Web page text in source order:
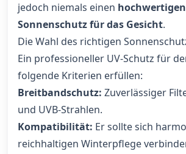
jedoch niemals einen hochwertigen
Sonnenschutz für das Gesicht.
Die Wahl des richtigen
Ein professioneller UV-Schutz für
folgende Kriterien erfüllen:
Breitbandschutz: Zuverlässiger
und UVB-Strahlen.
Kompatibilität: Er sollte sich
reichhaltigen Winterpflege